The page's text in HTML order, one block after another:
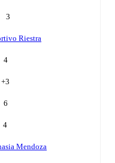
3
Riestra
4
+3
6
4
Mendoza